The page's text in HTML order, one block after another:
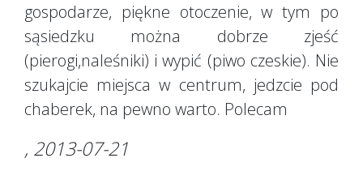
gospodarze, piękne otoczenie, w tym po
sąsiedzku można dobrze zjeść
(pierogi,naleśniki) i wypić (piwo czeskie). Nie
szukajcie miejsca w centrum, jedzcie pod
chaberek, na pewno warto. Polecam
, 2013-07-21